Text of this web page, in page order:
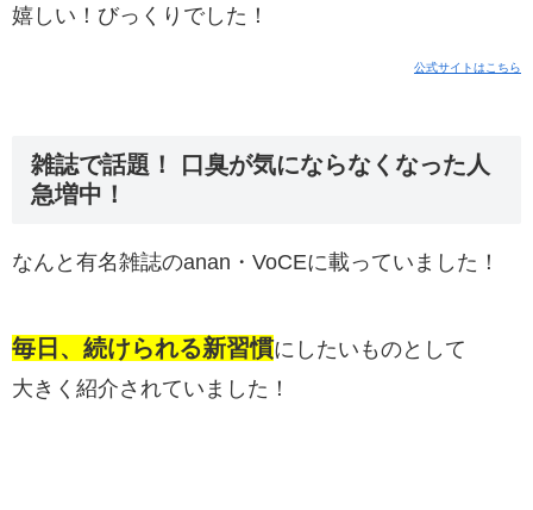
嬉しい！びっくりでした！
公式サイトはこちら
雑誌で話題！ 口臭が気にならなくなった人
急増中！
なんと有名雑誌のanan・VoCEに載っていました！
毎日、続けられる新習慣にしたいものとして
大きく紹介されていました！